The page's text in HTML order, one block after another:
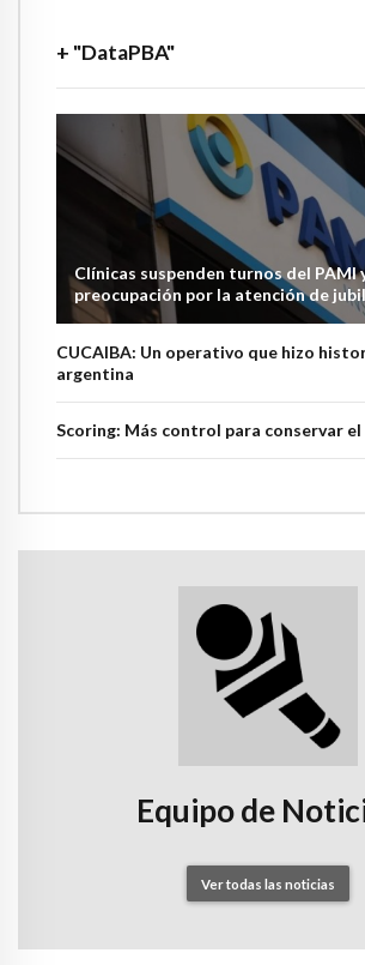
+ "DataPBA"
Clínicas suspenden turnos del PAMI
preocupación por la atención de
CUCAIBA: Un operativo que hizo
argentina
Scoring: Más control para conservar
Equipo de
Ver todas las noticias